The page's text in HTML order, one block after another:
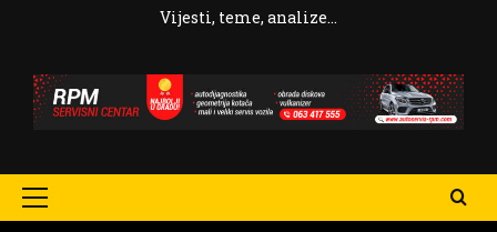
Vijesti, teme, analize…
Primary